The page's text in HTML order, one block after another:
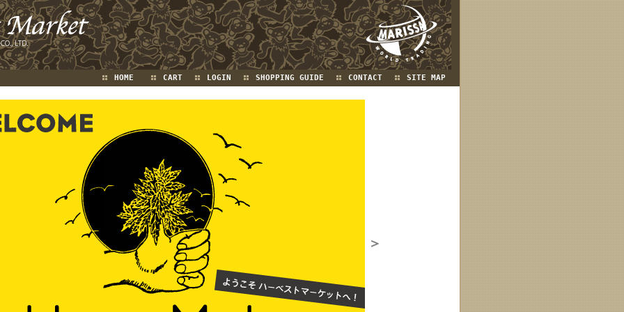
HOME CART LOGIN SHOPPING GUIDE CONTACT SITE MAP
＞